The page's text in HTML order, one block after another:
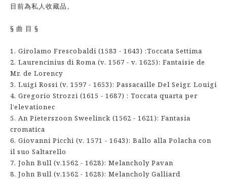
目前為私人收藏品。
§ 曲 目 §
1. Girolamo Frescobaldi (1583 - 1643) :Toccata Settima
2. Laurencinius di Roma (v. 1567 - v. 1625): Fantaisie de
Mr. de Lorency
3. Luigi Rossi (v. 1597 - 1653): Passacaille Del Seigr. Louigi
4. Gregorio Strozzi (1615 - 1687) : Toccata quarta per
l’elevationec
5. An Pieterszoon Sweelinck (1562 - 1621): Fantasia
cromatica
6. Giovanni Picchi (v. 1571 - 1643): Ballo alla Polacha con
il suo Saltarello
7. John Bull (v.1562 - 1628): Melancholy Pavan
8. John Bull (v.1562 - 1628): Melancholy Galliard